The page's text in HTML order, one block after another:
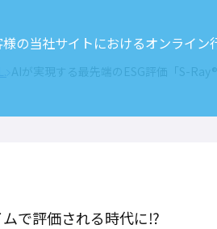
AIが実現する最先端のESG評価「S-
ムで評価される時代に⁉
の当社サイトにおけるオンライ